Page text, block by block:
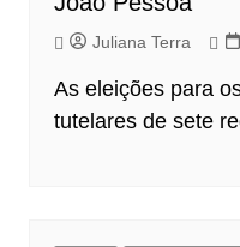
Juliana Terra
As eleições para
tutelares de sete